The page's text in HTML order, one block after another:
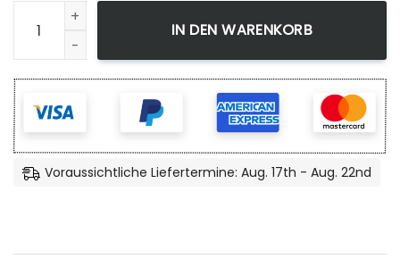
Watercrafts On Docking Area - Leinwandbild Menge
IN DEN WARENKORB
Voraussichtliche Liefertermine: Aug. 17th - Aug. 22nd